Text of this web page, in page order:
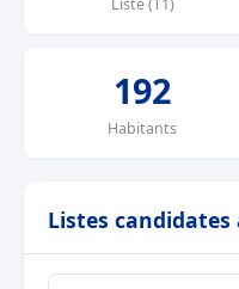
Liste (T1)
192
Habitants
Listes candidates